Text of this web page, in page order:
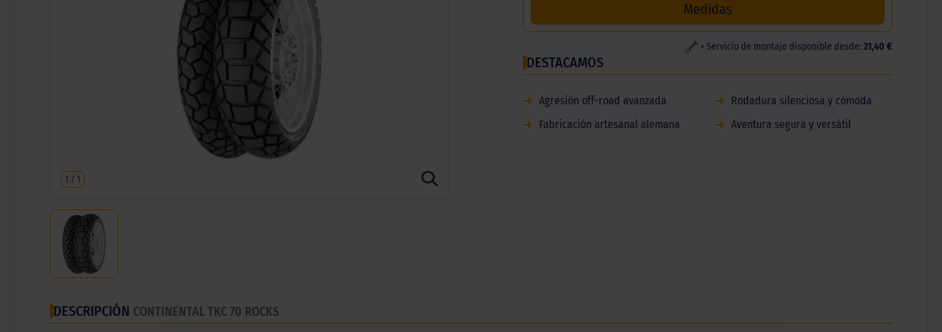
1 / 1
Medidas
+ Servicio de montaje disponible desde: 21,40 €
DESTACAMOS
➜ Agresión off-road avanzada ➜
Rodadura silenciosa y cómoda
➜
Fabricación artesanal alemana ➜ Aventura segura y versátil
DESCRIPCIÓN CONTINENTAL TKC 70 ROCKS